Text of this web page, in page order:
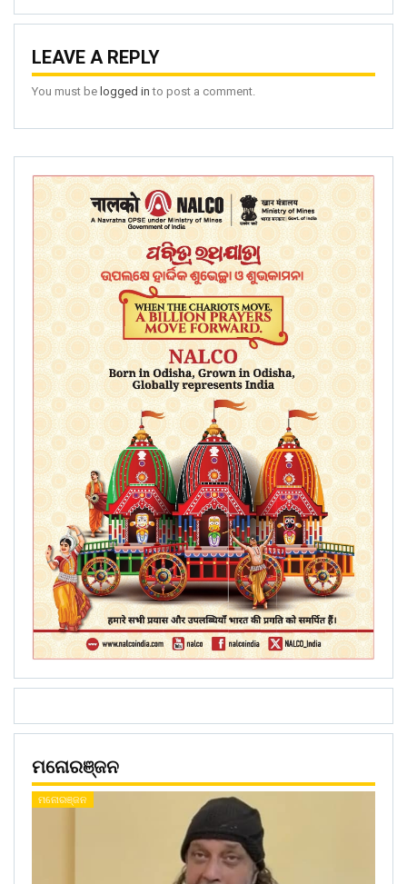
LEAVE A REPLY
You must be logged in to post a comment.
ମନୋରଞ୍ଜନ
ମନୋରଞ୍ଜନ